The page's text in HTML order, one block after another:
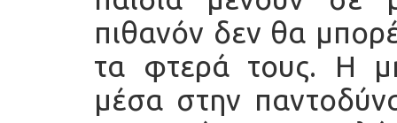
πιθανόν δεν θα
τα φτερά τους. Η
μέσα στην